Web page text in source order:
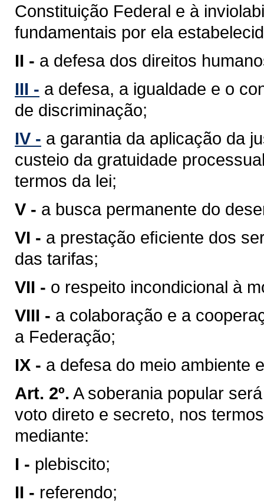
Constituição Federal e à
fundamentais por ela
II - a defesa dos direitos
III - a defesa, a igualdade e o
de discriminação;
IV - a garantia da aplicação da
custeio da gratuidade
termos da lei;
V - a busca permanente do
VI - a prestação eﬁciente dos
das tarifas;
VII - o respeito incondicional à
VIII - a colaboração e a
a Federação;
IX - a defesa do meio ambiente
Art. 2º. A soberania popular
voto direto e secreto, nos
mediante:
I - plebiscito;
II - referendo;